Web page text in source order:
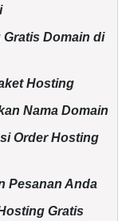
Domain di
Hosting
Nama Domain
Order Hosting
Pesanan Anda
Gratis